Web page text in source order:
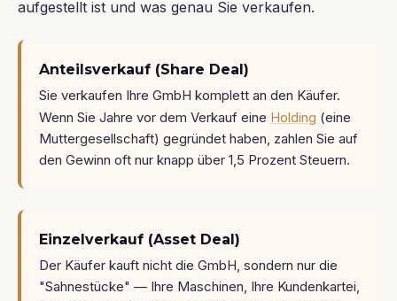
aufgestellt ist und was genau Sie verkaufen.
Anteilsverkauf (Share Deal)
Sie verkaufen Ihre GmbH komplett an den Käufer.
Wenn Sie Jahre vor dem Verkauf eine Holding (eine
Muttergesellschaft) gegründet haben, zahlen Sie auf
den Gewinn oft nur knapp über 1,5 Prozent Steuern.
Einzelverkauf (Asset Deal)
Der Käufer kauft nicht die GmbH, sondern nur die
"Sahnestücke" — Ihre Maschinen, Ihre Kundenkartei,